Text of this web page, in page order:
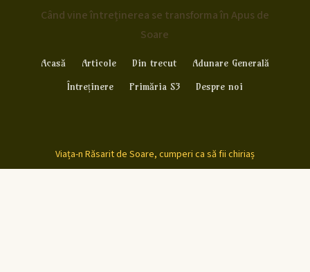
Când vine întreținerea se transforma în Apus de
Soare
Acasă Articole Din trecut
Adunare Generală
Întreținere
Primăria S3 Despre noi
Viața-n Răsarit de Soare, cumperi ca să fii chiriaș